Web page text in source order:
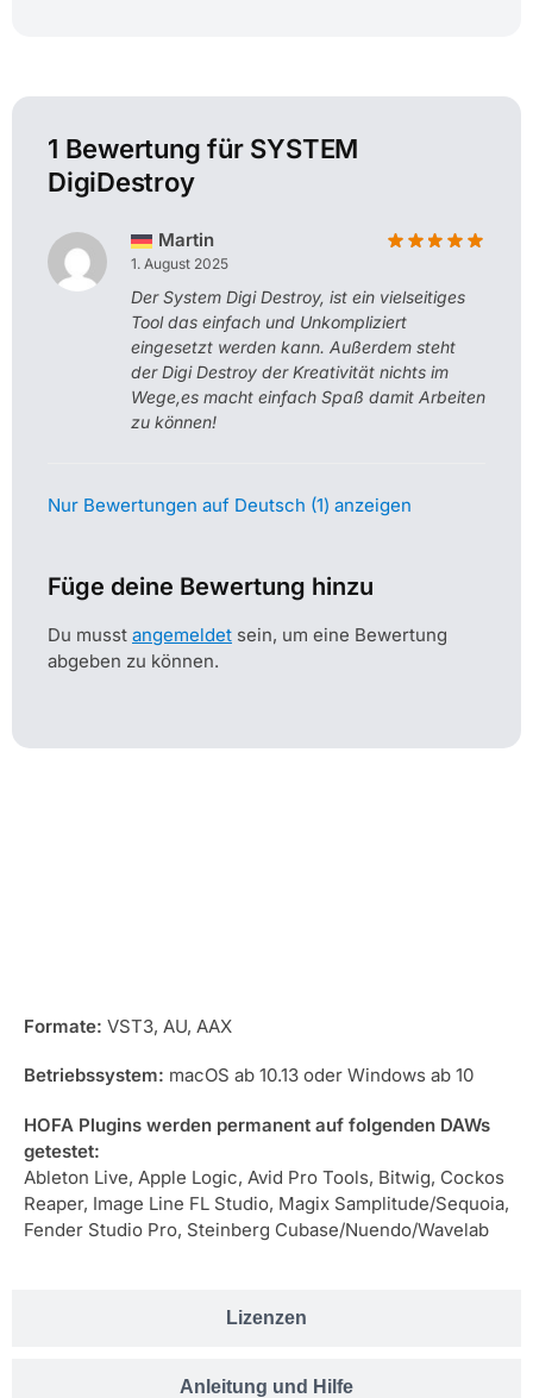
1 Bewertung für SYSTEM
DigiDestroy
Martin
1. August 2025
Der System Digi Destroy, ist ein vielseitiges
Tool das einfach und Unkompliziert
eingesetzt werden kann. Außerdem steht
der Digi Destroy der Kreativität nichts im
Wege,es macht einfach Spaß damit Arbeiten
zu können!
Nur Bewertungen auf Deutsch (1) anzeigen
Füge deine Bewertung hinzu
Du musst angemeldet sein, um eine Bewertung
abgeben zu können.
Lizenzen
Anleitung und Hilfe
Formate: VST3, AU, AAX
Betriebssystem: macOS ab 10.13 oder Windows ab 10
HOFA Plugins werden permanent auf folgenden DAWs
getestet:
Ableton Live, Apple Logic, Avid Pro Tools, Bitwig, Cockos
Reaper, Image Line FL Studio, Magix Samplitude/Sequoia,
Fender Studio Pro, Steinberg Cubase/Nuendo/Wavelab